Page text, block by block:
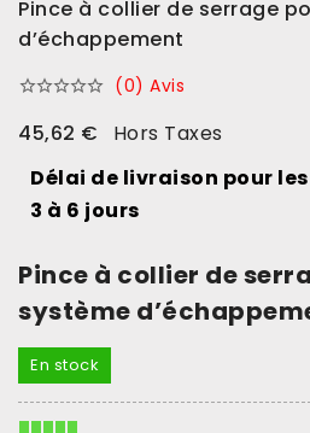
Pince à collier de serrage
d’échappement
 (0) Avis
45,62 €
Hors Taxes
Délai de livraison pour
3 à 6 jours
Pince à collier de
système
En stock